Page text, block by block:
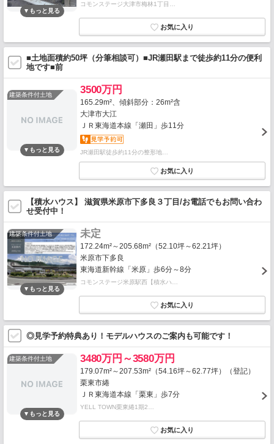
コモンステージ大津市梅林1丁目…
■土地面積約50坪（分筆相談可）■JR瀬田駅まで徒歩約11分の便利
地です■前
建築条件付土地 3500万円
165.29m²、傾斜部分：26m²含
大津市大江
ＪＲ東海道本線「瀬田」歩11分
JR瀬田駅徒歩約11分の整形地…
【積水ハウス】 滋賀県米原市下多良３丁目/お電話でもお問い合わ
せ受付中！
建築条件付土地 未定
172.24m²～205.68m²（52.10坪～62.21坪）
米原市下多良
東海道新幹線「米原」歩6分～8分
コモンステージ米原駅西【積水ハ…
◎見学予約特典あり！モデルハウスのご案内も可能です！
建築条件付土地 3480万円～3580万円
179.07m²～207.53m²（54.16坪～62.77坪）（登記）
栗東市綣
ＪＲ東海道本線「栗東」歩7分
YELL TOWN栗東綣1期2…